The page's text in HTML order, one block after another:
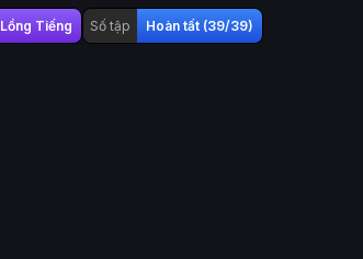
Lồng Tiếng Số tập Hoàn tất (39/39)